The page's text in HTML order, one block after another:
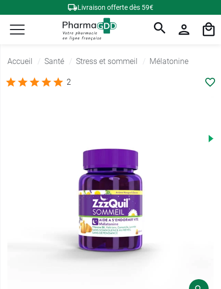
Livraison offerte dès 59€
Accueil Santé Stress et sommeil Mélatonine
2